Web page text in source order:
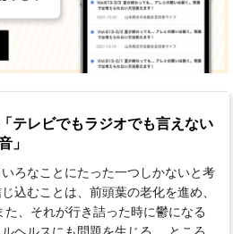
テレビでもラジオでも言えない
」
ろなことにたった一つしかないと考
込むことは、前頭葉の老化を進め、
た、それが行き詰った時に鬱になる